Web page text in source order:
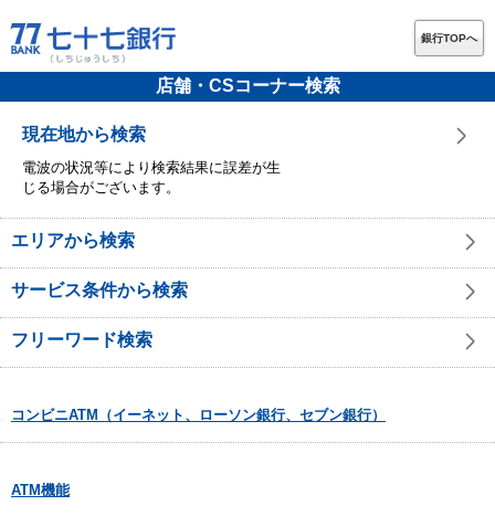
銀行TOPへ
店舗・CSコーナー検索
現在地から検索
電波の状況等により検索結果に誤差が生
じる場合がございます。
エリアから検索
サービス条件から検索
フリーワード検索
コンビニATM（イーネット、ローソン銀行、セブン銀行）
ATM機能